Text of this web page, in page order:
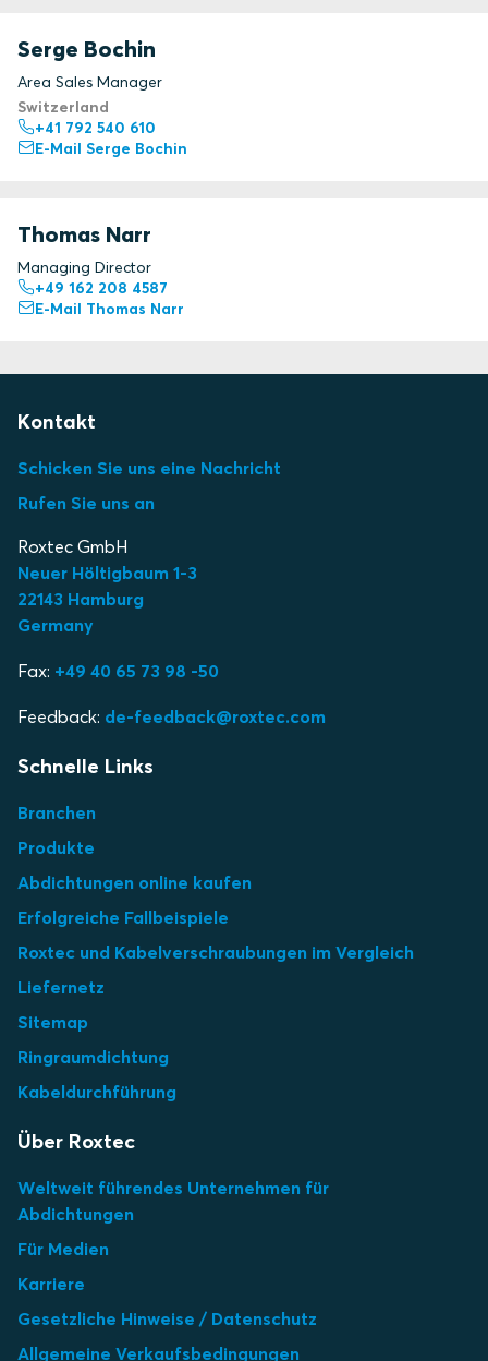
Serge Bochin
Area Sales Manager
Switzerland
+41 792 540 610
E-Mail Serge Bochin
Thomas Narr
Managing Director
+49 162 208 4587
E-Mail Thomas Narr
Kontakt
Schicken Sie uns eine Nachricht
Rufen Sie uns an
Roxtec GmbH
Neuer Höltigbaum 1-3
22143 Hamburg
Germany
Fax: +49 40 65 73 98 -50
Feedback: de-feedback@roxtec.com
Schnelle Links
Branchen
Produkte
Abdichtungen online kaufen
Erfolgreiche Fallbeispiele
Roxtec und Kabelverschraubungen im Vergleich
Liefernetz
Sitemap
Ringraumdichtung
Kabeldurchführung
Über Roxtec
Weltweit führendes Unternehmen für
Abdichtungen
Für Medien
Karriere
Gesetzliche Hinweise / Datenschutz
Allgemeine Verkaufsbedingungen